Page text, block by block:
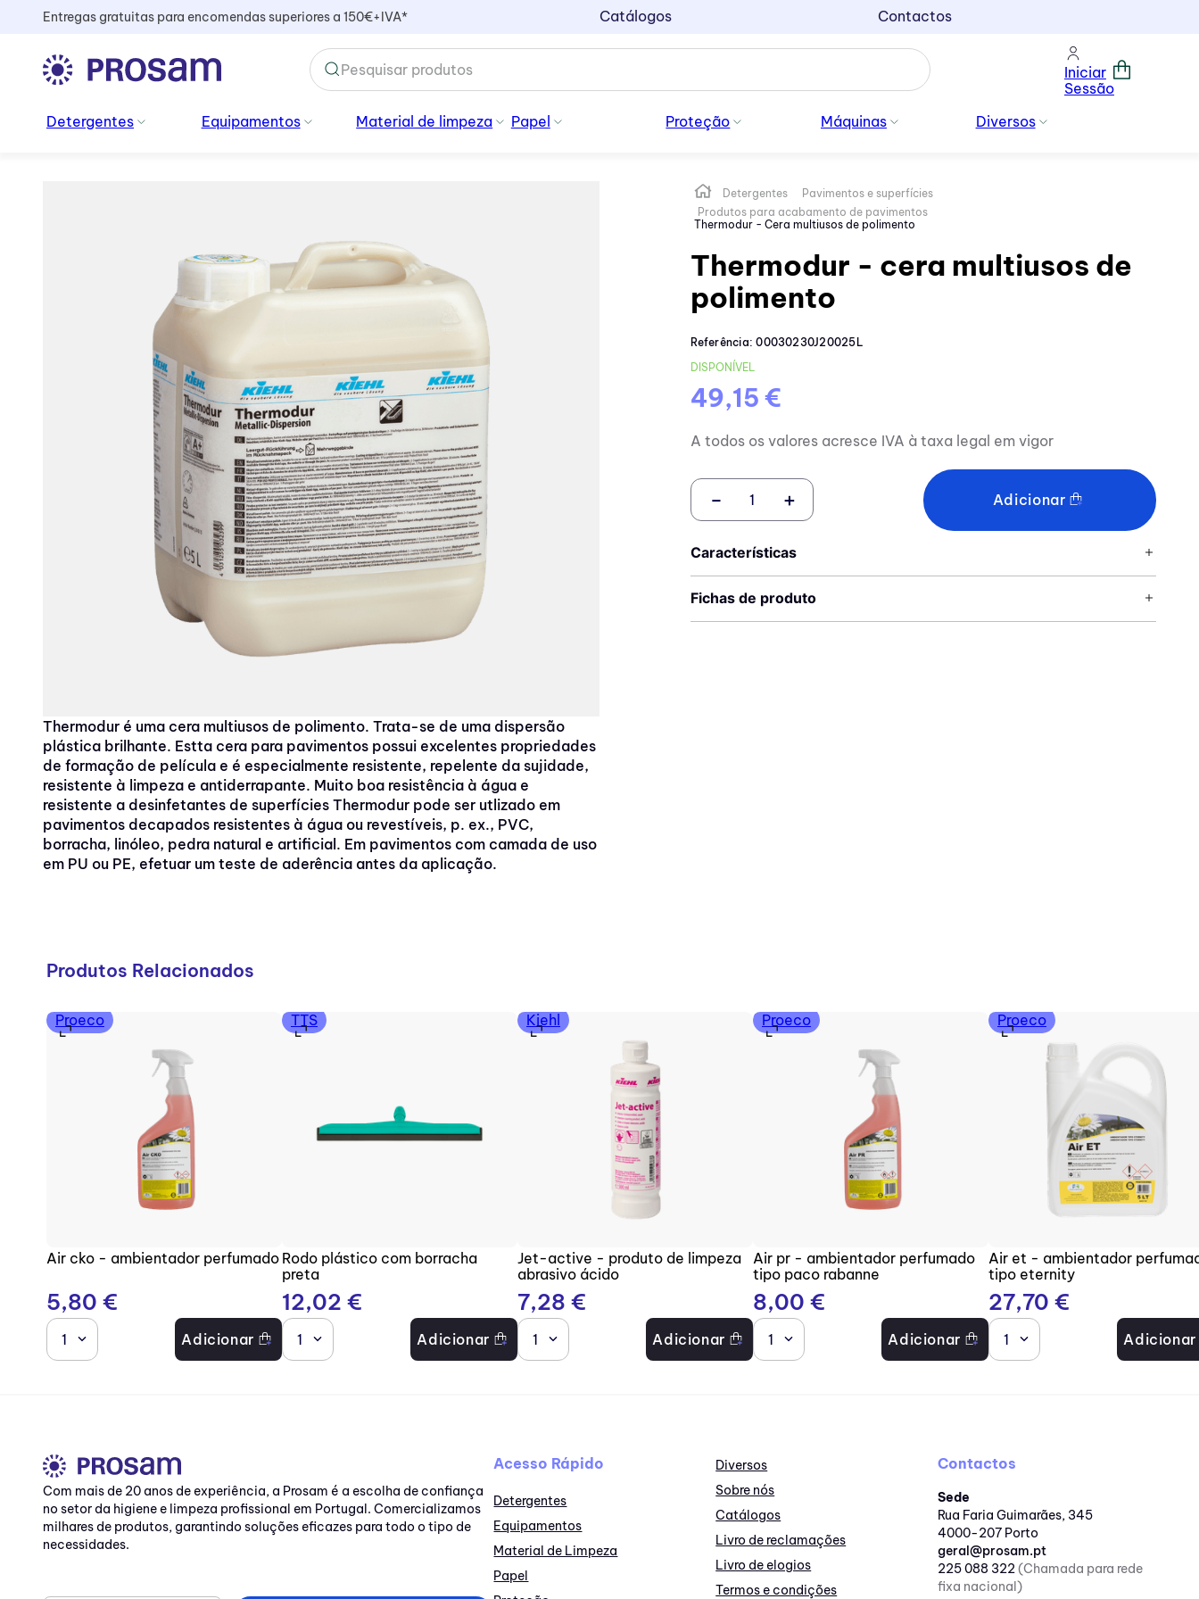
Entregas gratuitas para encomendas superiores a 150€+IVA* Catálogos Contactos
TERMOS MAIS BUSCADOS
kiehl
º
vassoura
6
9
amoniacal
º peluche
Iniciar
Sessão
Detergentes
Equipamentos Material de limpeza Papel Proteção Máquinas Diversos
Thermodur é uma cera multiusos de polimento. Trata-se de uma dispersão
plástica brilhante. Estta cera para pavimentos possui excelentes propriedades
de formação de película e é especialmente resistente, repelente da sujidade,
resistente à limpeza e antiderrapante. Muito boa resistência à água e
resistente a desinfetantes de superfícies Thermodur pode ser utlizado em
pavimentos decapados resistentes à água ou revestíveis, p. ex., PVC,
borracha, linóleo, pedra natural e artificial. Em pavimentos com camada de uso
em PU ou PE, efetuar um teste de aderência antes da aplicação.
Detergentes
Pavimentos e superfícies
Produtos para acabamento de pavimentos
Thermodur - Cera multiusos de polimento
Thermodur - cera multiusos de
polimento
Referência:00030230J20025L
DISPONÍVEL
49,15 €
A todos os valores acresce IVA à taxa legal em vigor
＋
－ Adicionar
Características
Fichas de produto
Produtos Relacionados
Proeco
Air cko - ambientador perfumado
5,80 €
1 Adicionar
TTS
Rodo plástico com borracha
preta
12,02 €
1 Adicionar
Kiehl
Jet-active - produto de limpeza
abrasivo ácido
7,28 €
1 Adicionar
Proeco
Air pr - ambientador perfumado
tipo paco rabanne
8,00 €
1 Adicionar
Proeco
Air et - ambientador
tipo eternity
27,70 €
1 Adicionar
Com mais de 20 anos de experiência, a Prosam é a escolha de confiança
no setor da higiene e limpeza profissional em Portugal. Comercializamos
milhares de produtos, garantindo soluções eficazes para todo o tipo de
necessidades.
Acesso Rápido
Detergentes
Equipamentos
Material de Limpeza
Papel
Diversos
Sobre nós
Catálogos
Livro de reclamações
Livro de elogios
Termos e condições
Contactos
Sede
Rua Faria Guimarães, 345
4000-207 Porto
geral@prosam.pt
225 088 322(Chamada para rede
fixa nacional)